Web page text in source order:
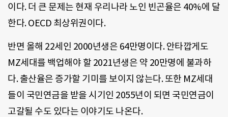
이다. 더 큰 문제는 현재 우리나라 노인 빈곤율은 40%에 달
한다. OECD 최상위권이다.
반면 올해 22세인 2000년생은 64만명이다. 안타깝게도
MZ세대를 백업해야 할 2021년생은 약 20만명에 불과하
다. 출산율은 증가할 기미를 보이지 않는다. 또한 MZ세대
들이 국민연금을 받을 시기인 2055년이 되면 국민연금이
고갈될 수도 있다는 이야기도 나온다.